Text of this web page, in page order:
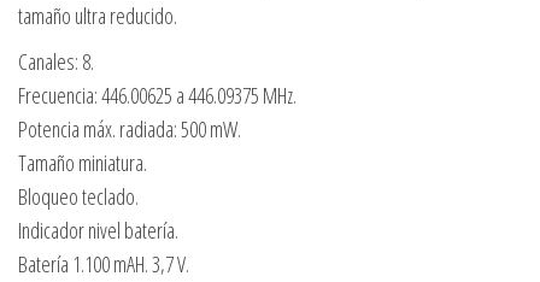
tamaño ultra reducido.
Canales: 8.
Frecuencia: 446.00625 a 446.09375 MHz.
Potencia máx. radiada: 500 mW.
Tamaño miniatura.
Bloqueo teclado.
Indicador nivel batería.
Batería 1.100 mAH. 3,7 V.